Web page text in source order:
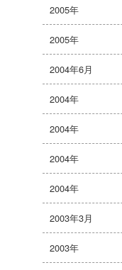
2005年
2005年
2004年6月
2004年
2004年
2004年
2004年
2003年3月
2003年